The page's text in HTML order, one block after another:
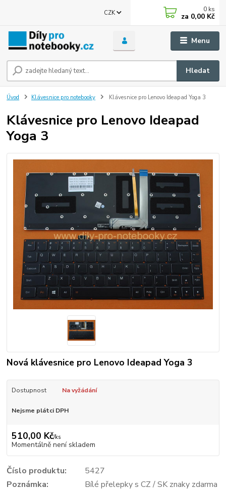
Menu
CZK
Hledat
0 ks
za 0,00 Kč
Úvod Klávesnice pro notebooky Klávesnice pro Lenovo Ideapad Yoga 3
Klávesnice pro Lenovo Ideapad
Yoga 3
Nová klávesnice pro Lenovo Ideapad Yoga 3
Dostupnost Na vyžádání
Nejsme plátci DPH
510,00 Kč/ks
Momentálně není skladem
Číslo produktu:
5427
Poznámka:
Bílé přelepky s CZ / SK znaky zdarma